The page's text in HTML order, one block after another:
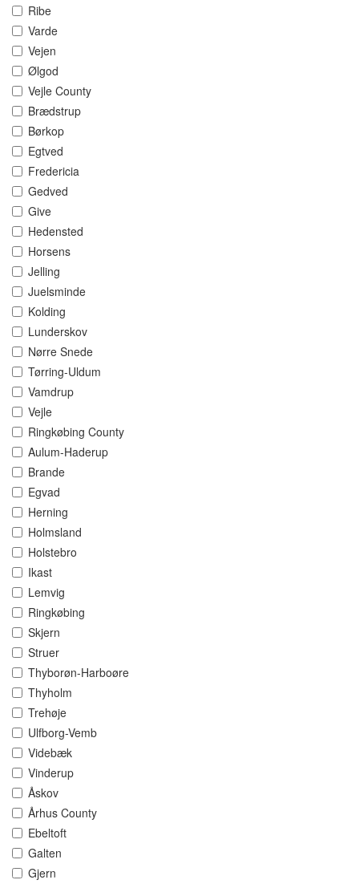
Ribe
Varde
Vejen
Ølgod
Vejle County
Brædstrup
Børkop
Egtved
Fredericia
Gedved
Give
Hedensted
Horsens
Jelling
Juelsminde
Kolding
Lunderskov
Nørre Snede
Tørring-Uldum
Vamdrup
Vejle
Ringkøbing County
Aulum-Haderup
Brande
Egvad
Herning
Holmsland
Holstebro
Ikast
Lemvig
Ringkøbing
Skjern
Struer
Thyborøn-Harboøre
Thyholm
Trehøje
Ulfborg-Vemb
Videbæk
Vinderup
Åskov
Århus County
Ebeltoft
Galten
Gjern